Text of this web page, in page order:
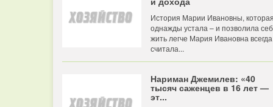
История Марии Ивановны, которая
однажды устала – и позволила
жить легче Мария Ивановна всегда
считала...
Нариман Джемилев: «40
тысяч саженцев в 16 лет —
эт...